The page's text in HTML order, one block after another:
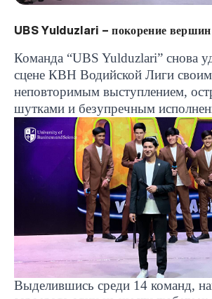
UBS Yulduzlari – покорение
Команда “UBS Yulduzlari” снова
сцене КВН Водийской Лиги своим
неповторимым выступлением,
шутками и безупречным
Выделившись среди 14 команд,